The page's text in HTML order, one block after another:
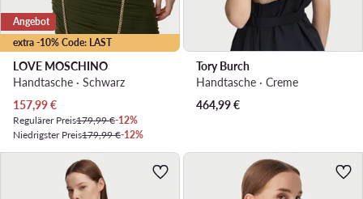
extra -10% Code: LAST
Angebot
LOVE MOSCHINO
Handtasche · Schwarz
Aktueller Preis
157,99€
Regulärer Preis179,99 €-12%
Niedrigster Preis179,99 €-12%
Tory Burch
Handtasche · Creme
464,99€